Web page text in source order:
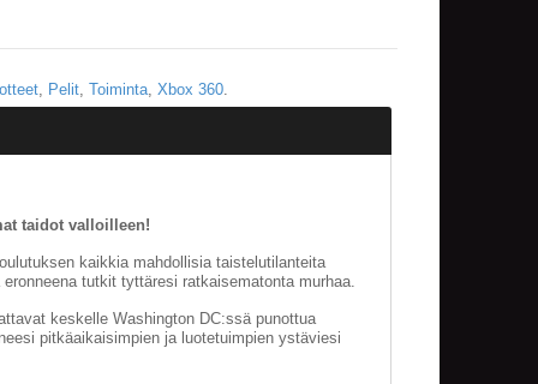
, Pelit, Toiminta, Xbox 360.
taidot valloilleen!
kaikkia mahdollisia taistelutilanteita
tutkit tyttäresi ratkaisematonta murhaa.
keskelle Washington DC:ssä punottua
pitkäaikaisimpien ja luotetuimpien ystäviesi